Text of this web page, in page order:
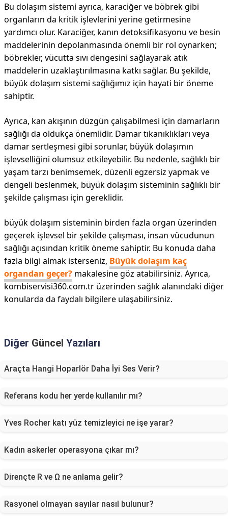
Bu dolaşım sistemi ayrıca, karaciğer ve böbrek gibi
organların da kritik işlevlerini yerine getirmesine
yardımcı olur. Karaciğer, kanın detoksifikasyonu ve besin
maddelerinin depolanmasında önemli bir rol oynarken;
böbrekler, vücutta sıvı dengesini sağlayarak atık
maddelerin uzaklaştırılmasına katkı sağlar. Bu şekilde,
büyük dolaşım sistemi sağlığımız için hayati bir öneme
sahiptir.
Ayrıca, kan akışının düzgün çalışabilmesi için damarların
sağlığı da oldukça önemlidir. Damar tıkanıklıkları veya
damar sertleşmesi gibi sorunlar, büyük dolaşımın
işlevselliğini olumsuz etkileyebilir. Bu nedenle, sağlıklı bir
yaşam tarzı benimsemek, düzenli egzersiz yapmak ve
dengeli beslenmek, büyük dolaşım sisteminin sağlıklı bir
şekilde çalışması için gereklidir.
büyük dolaşım sisteminin birden fazla organ üzerinden
geçerek işlevsel bir şekilde çalışması, insan vücudunun
sağlığı açısından kritik öneme sahiptir. Bu konuda daha
fazla bilgi almak isterseniz, Büyük dolaşım kaç
organdan geçer? makalesine göz atabilirsiniz. Ayrıca,
kombiservisi360.com.tr üzerinden sağlık alanındaki diğer
konularda da faydalı bilgilere ulaşabilirsiniz.
Diğer Güncel Yazıları
Araçta Hangi Hoparlör Daha İyi Ses Verir?
Referans kodu her yerde kullanılır mı?
Yves Rocher katı yüz temizleyici ne işe yarar?
Kadın askerler operasyona çıkar mı?
Dirençte R ve Ω ne anlama gelir?
Rasyonel olmayan sayılar nasıl bulunur?